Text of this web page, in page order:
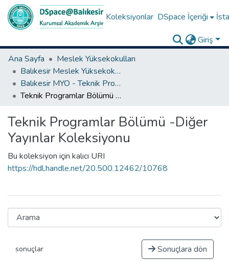
Koleksiyonlar DSpace İçeriği
Giriş
Ana Sayfa
Meslek Yüksekokulları
Balıkesir Meslek Yüksekokulu
Balıkesir MYO - Teknik Programlar Bölümü
Teknik Programlar Bölümü -Diğer Yayınlar Koleksiyonu
Teknik Programlar Bölümü -Diğer
Yayınlar Koleksiyonu
Bu koleksiyon için kalıcı URI
https://hdl.handle.net/20.500.12462/10768
sonuçlar Sonuçlara dön